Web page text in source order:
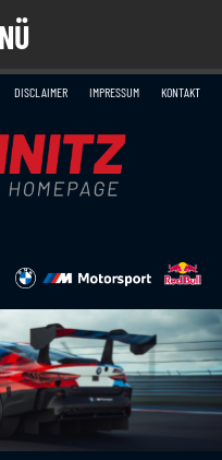
DISCLAIMER IMPRESSUM KONTAKT